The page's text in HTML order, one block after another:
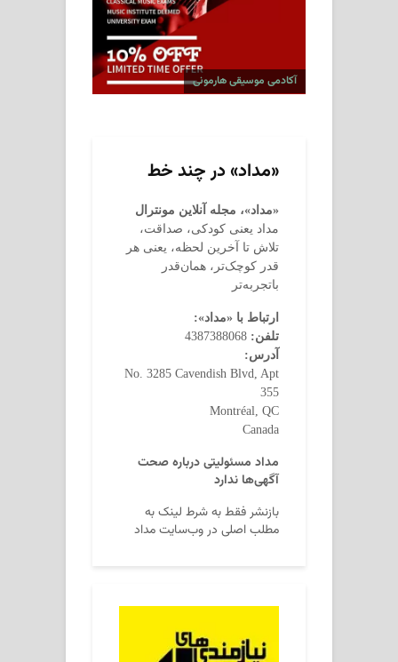
آکادمی موسیقی هارمونی
«مداد» در چند خط
«مداد»، مجله آنلاین مونترال
مداد یعنی کودکی، صداقت،
تلاش تا آخرین لحظه، یعنی هر
قدر کوچک‌تر، همان‌قدر
باتجربه‌تر
ارتباط با «مداد»:
تلفن:
آدرس:
No. 3285 Cavendish Blvd, Apt
355
Montréal, QC
Canada
مداد مسئولیتی درباره صحت
آگهی‌ها ندارد
بازنشر فقط به شرط لینک به
مطلب اصلی در وب‌سایت مداد